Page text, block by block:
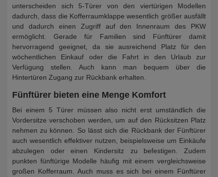
unterscheiden sich 5-Türer von den viertürigen Modellen
dadurch, dass die Kofferraumklappe wesentlich größer ausfällt
und dadurch einen Zugriff auf den Innenraum des PKW
ermöglicht. Gerade für Familien sind Fünftürer damit
hervorragend geeignet, da sie ausreichend Platz für den
wöchentlichen Einkauf oder die Fahrt in den Urlaub zur
Verfügung stellen. Auch kann man bequem über die
Hintertüren Zugang zur Rückbank erhalten.
Fünftürer bieten eine Menge Komfort
Bei einem 5 Türer müssen also nicht erst umständlich die
Vordersitze verschoben werden, um auf den Rücksitzen Platz
nehmen zu können. So lässt sich die Rückbank der Fünftürer
auch wesentlich effektiver nutzen, beispielsweise um Einkäufe
abzulegen oder einen Kindersitz zu befestigen. Zudem
punkten fünftürige Modelle häufig mit einem vergleichsweise
großen Kofferraum. Auch muss es sich bei einem Fünftürer